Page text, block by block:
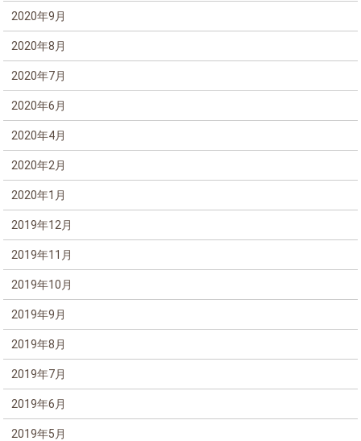
2020年9月
2020年8月
2020年7月
2020年6月
2020年4月
2020年2月
2020年1月
2019年12月
2019年11月
2019年10月
2019年9月
2019年8月
2019年7月
2019年6月
2019年5月